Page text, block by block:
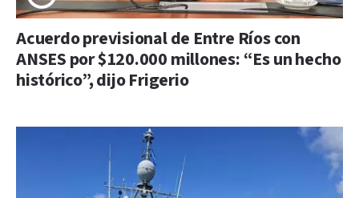
Acuerdo previsional de Entre Ríos con
ANSES por $120.000 millones: “Es un hecho
histórico”, dijo Frigerio